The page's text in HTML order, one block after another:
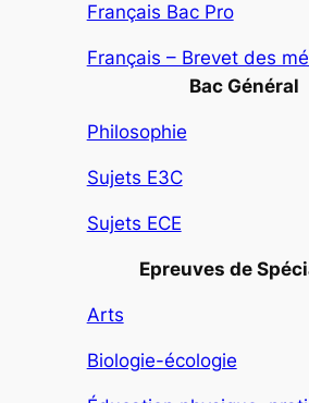
Français Bac Pro
Français – Brevet des
Bac Général
Philosophie
Sujets E3C
Sujets ECE
Epreuves de
Arts
Biologie-écologie